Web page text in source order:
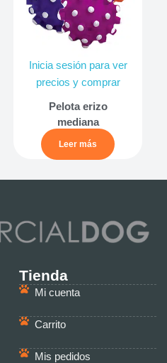
Inicia sesión para ver
precios y comprar
Pelota erizo
mediana
Leer más
Tienda
Mi cuenta
Carrito
Mis pedidos